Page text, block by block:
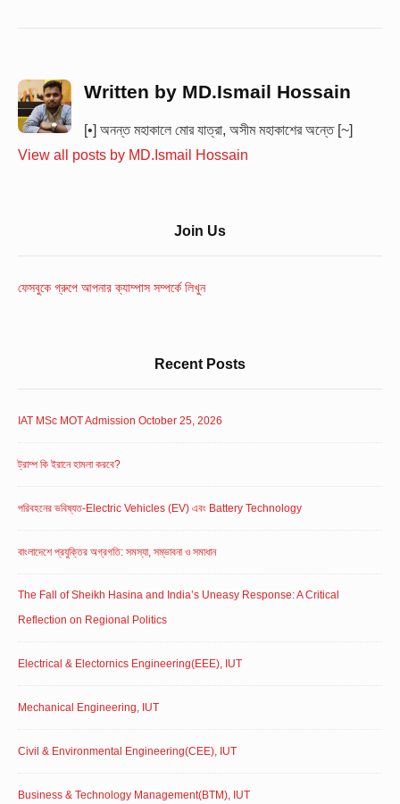
Written by MD.Ismail Hossain
[•] অনন্ত মহাকালে মোর যাত্রা, অসীম মহাকাশের অন্তে [~]
View all posts by MD.Ismail Hossain
Area
Join Us
ফেসবুকে গ্রুপে আপনার ক্যাম্পাস সম্পর্কে লিখুন
Recent Posts
IAT MSc MOT Admission October 25, 2026
ট্রাম্প কি ইরানে হামলা করবে?
পরিবহনের ভবিষ্যত-Electric Vehicles (EV) এবং Battery Technology
বাংলাদেশে প্রযুক্তির অগ্রগতি: সমস্যা, সম্ভাবনা ও সমাধান
The Fall of Sheikh Hasina and India’s Uneasy Response: A Critical
Reflection on Regional Politics
Electrical & Electornics Engineering(EEE), IUT
Mechanical Engineering, IUT
Civil & Environmental Engineering(CEE), IUT
Business & Technology Management(BTM), IUT